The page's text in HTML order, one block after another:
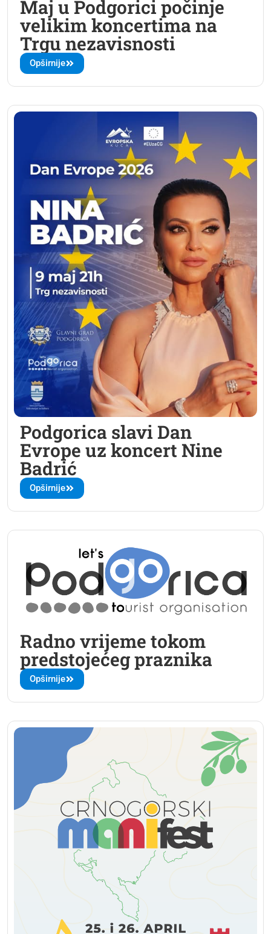
Maj u Podgorici počinje
velikim koncertima na
Trgu nezavisnosti
Opširnije
Podgorica slavi Dan
Evrope uz koncert Nine
Badrić
Opširnije
Radno vrijeme tokom
predstojećeg praznika
Opširnije